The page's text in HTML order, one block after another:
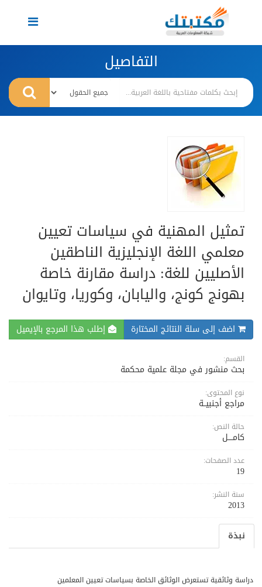
Toggle
navigation
التفاصيل
تمثيل المهنية في سياسات تعيين
معلمي اللغة الإنجليزية الناطقين
الأصليين للغة: دراسة مقارنة خاصة
بهونج كونج، واليابان، وكوريا، وتايوان
اضف إلى سلة النتائج المختارة إطلب هذا المرجع بالإيميل
القسم:
بحث منشور في مجلة علمية محكمة
نوع المحتوى:
مراجع أجنبيــة
حالة النص:
كامــــل
عدد الصفحات:
19
سنة النشر:
2013
نبذة
دراسة وثائقية تستعرض الوثائق الخاصة بسياسات تعيين المعلمين